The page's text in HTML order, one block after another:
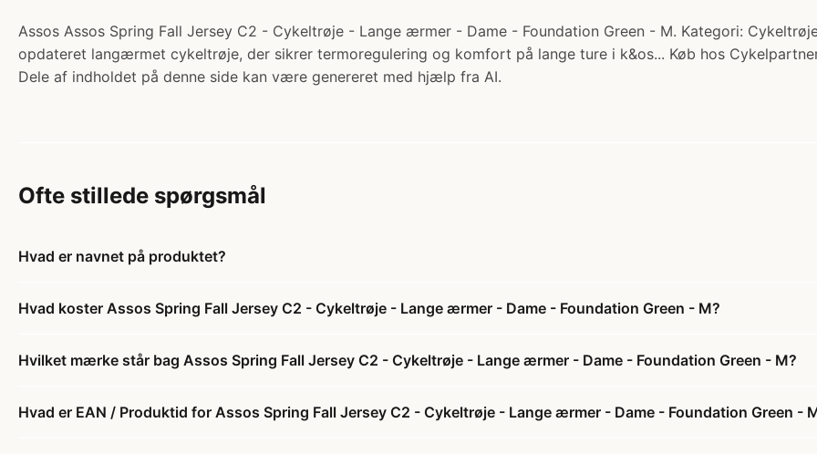
Assos Assos Spring Fall Jersey C2 - Cykeltrøje - Lange ærmer - Dame - Foundation Green - M. Kategori:
opdateret langærmet cykeltrøje, der sikrer termoregulering og komfort på lange ture i k&os... Køb hos
Dele af indholdet på denne side kan være genereret med hjælp fra AI.
Ofte stillede spørgsmål
Hvad er navnet på produktet?
Hvad koster Assos Spring Fall Jersey C2 - Cykeltrøje - Lange ærmer - Dame - Foundation Green - M?
Hvilket mærke står bag Assos Spring Fall Jersey C2 - Cykeltrøje - Lange ærmer - Dame - Foundation Green - M?
Hvad er EAN / Produktid for Assos Spring Fall Jersey C2 - Cykeltrøje - Lange ærmer - Dame - Foundation Green -